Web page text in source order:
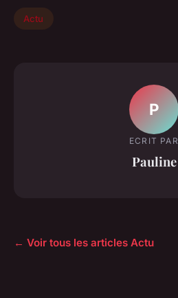
Actu
P
ECRIT PAR
Pauline
← Voir tous les articles Actu